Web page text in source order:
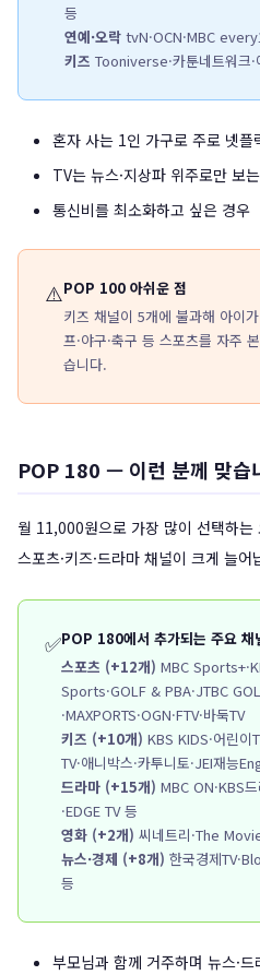
등
연예·오락 tvN·OCN·MBC
키즈 Tooniverse·카툰네트워크·
혼자 사는 1인 가구로 주로 넷플
TV는 뉴스·지상파 위주로만 보
통신비를 최소화하고 싶은 경우
⚠️POP 100 아쉬운 점
키즈 채널이 5개에 불과해 아이
프·야구·축구 등 스포츠를 자주
습니다.
POP 180 — 이런 분께 맞습
월 11,000원으로 가장 많이 선택하
스포츠·키즈·드라마 채널이 크게 늘어
✅POP 180에서 추가되는 주요 채
스포츠 (+12개) MBC
Sports·GOLF & PBA·JTBC
·MAXPORTS·OGN·FTV·바둑TV
키즈 (+10개) KBS KIDS·어린이
TV·애니박스·카투니토·JEI재능
드라마 (+15개) MBC ON·KBS
·EDGE TV 등
영화 (+2개) 씨네트리·The
뉴스·경제 (+8개) 한국경제
등
부모님과 함께 거주하며 뉴스·